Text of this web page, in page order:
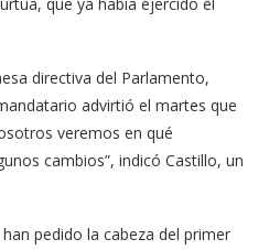
directiva del Parlamento,
advirtió el martes que
veremos en qué
cambios”, indicó Castillo, un
pedido la cabeza del primer